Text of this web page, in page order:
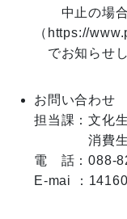
中止の場合
（https://
でお知らせし
お問い合わせ
担当課：文化
消費生活
電　話：088-
E-mai ：